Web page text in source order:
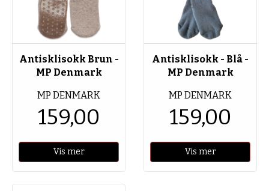
Antisklisokk Brun -
MP Denmark
MP DENMARK
159,00
Vis mer
Antisklisokk - Blå -
MP Denmark
MP DENMARK
159,00
Vis mer